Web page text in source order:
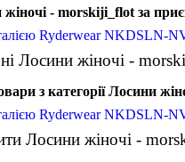
жіночі - morskiji_flot за
Ryderwear NKDSLN-
Лосини жіночі -
з категорії Лосини
Ryderwear NKDSLN-
Лосини жіночі -